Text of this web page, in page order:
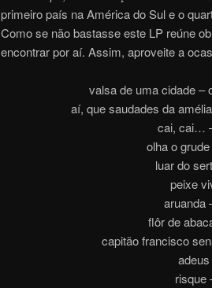
primeiro país na América do Sul e o
Como se não bastasse este LP reúne
encontrar por aí. Assim, aproveite a
valsa de uma cidade –
aí, que saudades da
cai, cai…
olha o
luar do
peixe
aruanda
flôr de
capitão francisco
risque